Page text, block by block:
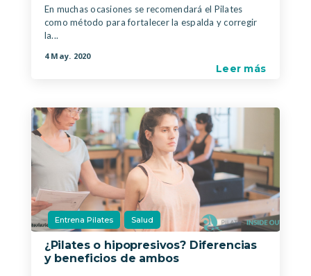
En muchas ocasiones se recomendará el Pilates
como método para fortalecer la espalda y corregir
la...
4 May. 2020
Leer más
Entrena Pilates Salud
¿Pilates o hipopresivos? Diferencias
y beneficios de ambos